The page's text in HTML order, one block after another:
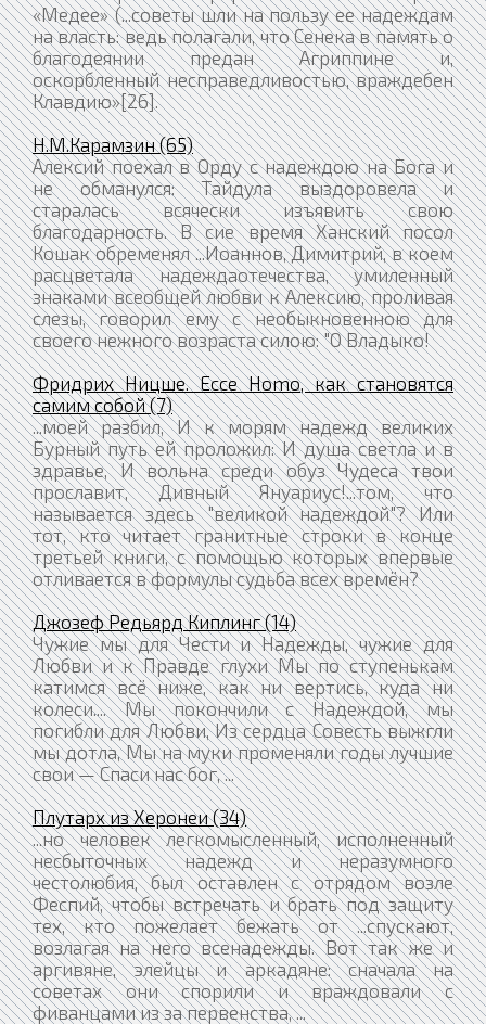
«Медее» (...советы шли на пользу ее надеждам
на власть: ведь полагали, что Сенека в память о
благодеянии предан Агриппине и,
оскорбленный несправедливостью, враждебен
Клавдию»[26].
Н.М.Карамзин (65)
Алексий поехал в Орду с надеждою на Бога и
не обманулся: Тайдула выздоровела и
старалась всячески изъявить свою
благодарность. В сие время Ханский посол
Кошак обременял ...Иоаннов, Димитрий, в коем
расцветала надеждаотечества, умиленный
знаками всеобщей любви к Алексию, проливая
слезы, говорил ему с необыкновенною для
своего нежного возраста силою: "О Владыко!
Фридрих Ницше. Ecce Homo, как становятся
самим собой (7)
...моей разбил, И к морям надежд великих
Бурный путь ей проложил: И душа светла и в
здравье, И вольна среди обуз Чудеса твои
прославит, Дивный Януариус!...том, что
называется здесь "великой надеждой"? Или
тот, кто читает гранитные строки в конце
третьей книги, с помощью которых впервые
отливается в формулы судьба всех времён?
Джозеф Редьярд Киплинг (14)
Чужие мы для Чести и Надежды, чужие для
Любви и к Правде глухи Мы по ступенькам
катимся всё ниже, как ни вертись, куда ни
колеси.... Мы покончили с Надеждой, мы
погибли для Любви, Из сердца Совесть выжгли
мы дотла, Мы на муки променяли годы лучшие
свои — Спаси нас бог, ...
Плутарх из Херонеи (34)
...но человек легкомысленный, исполненный
несбыточных надежд и неразумного
честолюбия, был оставлен с отрядом возле
Феспий, чтобы встречать и брать под защиту
тех, кто пожелает бежать от ...спускают,
возлагая на него всенадежды. Вот так же и
аргивяне, элейцы и аркадяне: сначала на
советах они спорили и враждовали с
фиванцами из за первенства, ...